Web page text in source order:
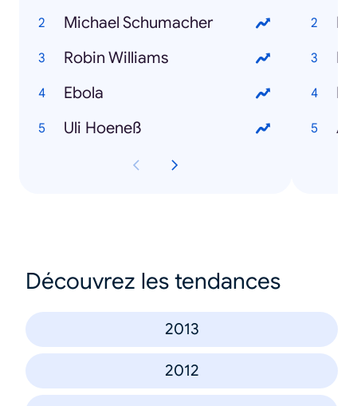
Michael Schumacher
Robin Williams
Ebola
Uli Hoeneß
Découvrez les tendances
2013
2012